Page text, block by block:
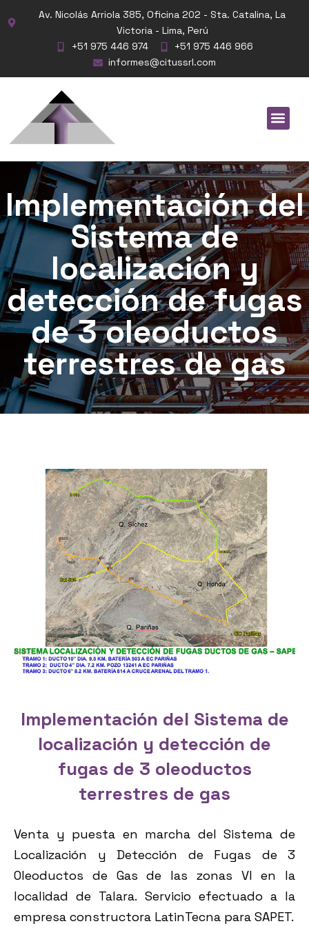
Av. Nicolás Arriola 385, Oficina 202 - Sta. Catalina, La
Victoria - Lima, Perú
+51 975 446 974
+51 975 446 966
informes@citussrl.com
Implementación del
Sistema de
localización y
detección de fugas
de 3 oleoductos
terrestres de gas
Implementación del Sistema de
localización y detección de
fugas de 3 oleoductos
terrestres de gas
Venta y puesta en marcha del Sistema de
Localización y Detección de Fugas de 3
Oleoductos de Gas de las zonas VI en la
localidad de Talara. Servicio efectuado a la
empresa constructora LatinTecna para SAPET.